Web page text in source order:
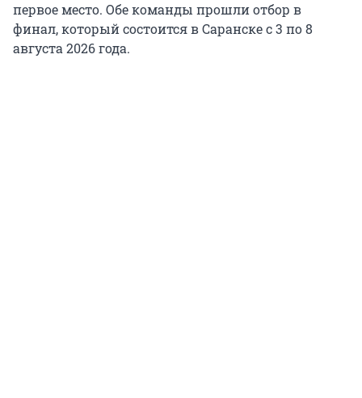
первое место. Обе команды прошли отбор в
финал, который состоится в Саранске с 3 по 8
августа 2026 года.